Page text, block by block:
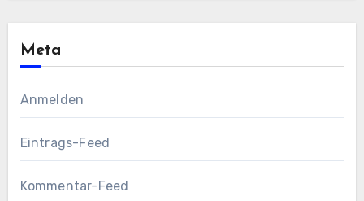
Meta
Anmelden
Eintrags-Feed
Kommentar-Feed